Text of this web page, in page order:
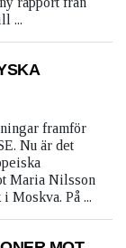
...
framför
Nu är det
Maria Nilsson
Moskva. På ...